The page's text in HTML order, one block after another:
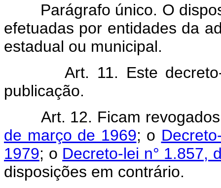
Parágrafo único. O
efetuadas por entidades da
estadual ou municipal.
Art. 11. Este
publicação.
Art. 12. Ficam
de março de 1969; o
1979; o Decreto-lei n° 1.857,
disposições em contrário.